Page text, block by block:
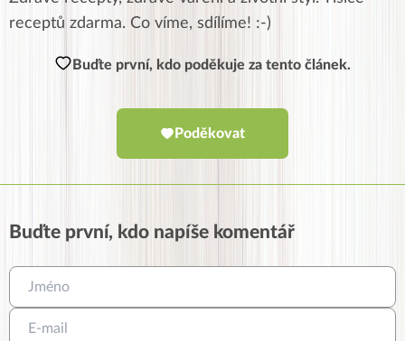
receptů zdarma. Co víme, sdílíme! :-)
Buďte první, kdo poděkuje za tento článek.
Poděkovat
Buďte první, kdo napíše komentář